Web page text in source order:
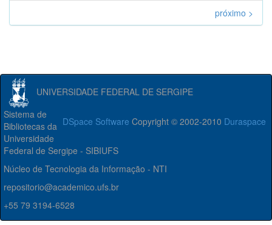
próximo >
UNIVERSIDADE FEDERAL DE SERGIPE
DSpace Software Copyright © 2002-2010 Duraspace
Sistema de
Bibliotecas da
Universidade
Federal de Sergipe - SIBIUFS
Núcleo de Tecnologia da Informação - NTI
repositorio@academico.ufs.br
+55 79 3194-6528